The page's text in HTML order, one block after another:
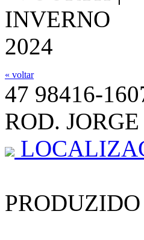
« voltar
47 98416-
ROD.